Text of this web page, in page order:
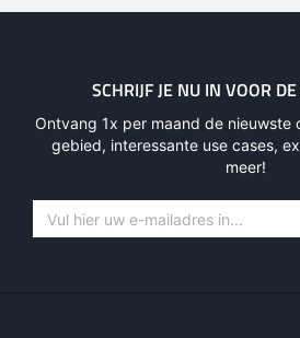
SCHRIJF JE NU IN VOOR
Ontvang 1x per maand de nieuwste
gebied, interessante use cases,
meer!